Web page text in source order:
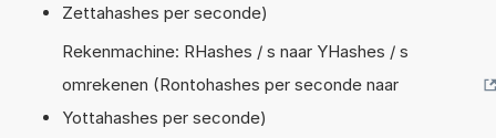
Zettahashes per seconde)
Rekenmachine: RHashes / s naar YHashes / s
omrekenen (Rontohashes per seconde naar
Yottahashes per seconde)